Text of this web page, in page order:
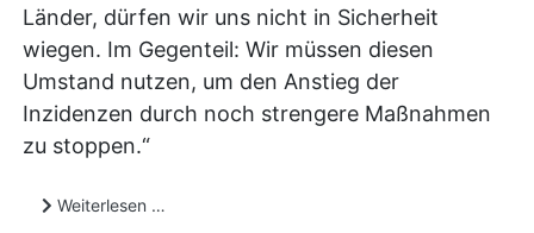
Länder, dürfen wir uns nicht in Sicherheit
wiegen. Im Gegenteil: Wir müssen diesen
Umstand nutzen, um den Anstieg der
Inzidenzen durch noch strengere Maßnahmen
zu stoppen.“
Weiterlesen …